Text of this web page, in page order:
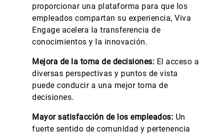
proporcionar una plataforma para que los
empleados compartan su experiencia, Viva
Engage acelera la transferencia de
conocimientos y la innovación.
Mejora de la toma de decisiones: El acceso a
diversas perspectivas y puntos de vista
puede conducir a una mejor toma de
decisiones.
Mayor satisfacción de los empleados: Un
fuerte sentido de comunidad y pertenencia